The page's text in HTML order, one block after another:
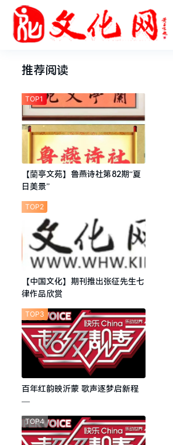
推荐阅读
【蘭亭文苑】鲁燕诗社第82期“夏
日美景”
TOP1
【中国文化】期刊推出张征先生七
律作品欣赏
TOP2
百年红韵映沂蒙 歌声逐梦启新程
—
TOP3
TOP4